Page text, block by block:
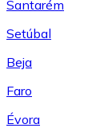
Santarém
Setúbal
Beja
Faro
Évora